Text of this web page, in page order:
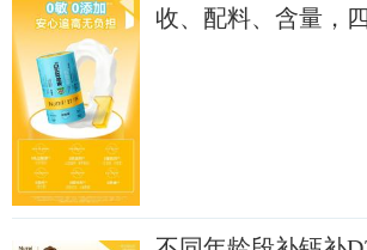
收、配料、含量，